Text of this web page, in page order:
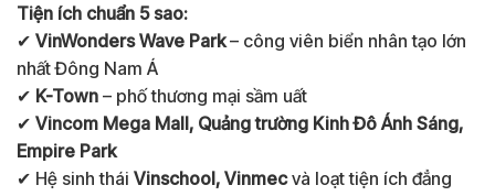
Tiện ích chuẩn 5 sao:
✔ VinWonders Wave Park– công viên biển nhân tạo lớn
nhất Đông Nam Á
✔ K-Town – phố thương mại sầm uất
✔ Vincom Mega Mall, Quảng trường Kinh Đô Ánh Sáng,
Empire Park
✔ Hệ sinh thái Vinschool, Vinmecvà loạt tiện ích đẳng